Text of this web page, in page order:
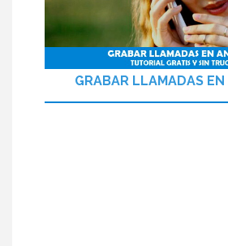
GRABAR LLAMADAS